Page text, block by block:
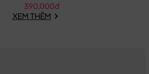
390,000đ
XEM THÊM